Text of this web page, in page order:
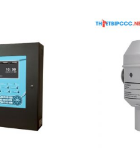
thường mà còn tích hợp
nhận tín hiệu từ đầu báo, tủ
40 giây kế tiếp, hệ thống
động giả do bụi, hơi khói nhẹ